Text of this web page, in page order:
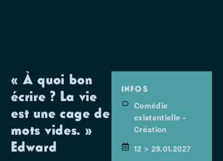
« À quoi bon
écrire ? La vie
est une cage de
mots vides. »
Edward
INFOS
Comédie
existentielle -
Création
12 > 29.01.2027